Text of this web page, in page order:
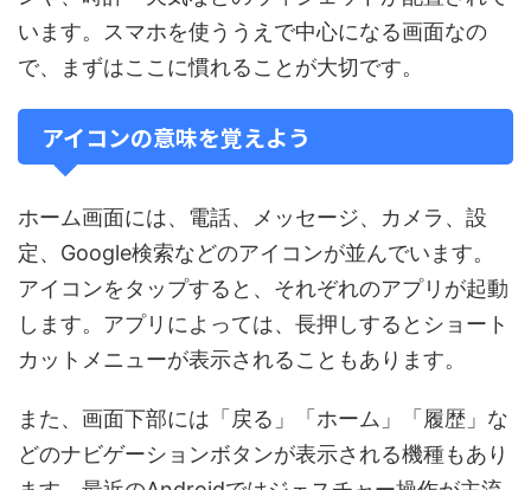
います。スマホを使ううえで中心になる画面なの
で、まずはここに慣れることが大切です。
アイコンの意味を覚えよう
ホーム画面には、電話、メッセージ、カメラ、設
定、Google検索などのアイコンが並んでいます。
アイコンをタップすると、それぞれのアプリが起動
します。アプリによっては、長押しするとショート
カットメニューが表示されることもあります。
また、画面下部には「戻る」「ホーム」「履歴」な
どのナビゲーションボタンが表示される機種もあり